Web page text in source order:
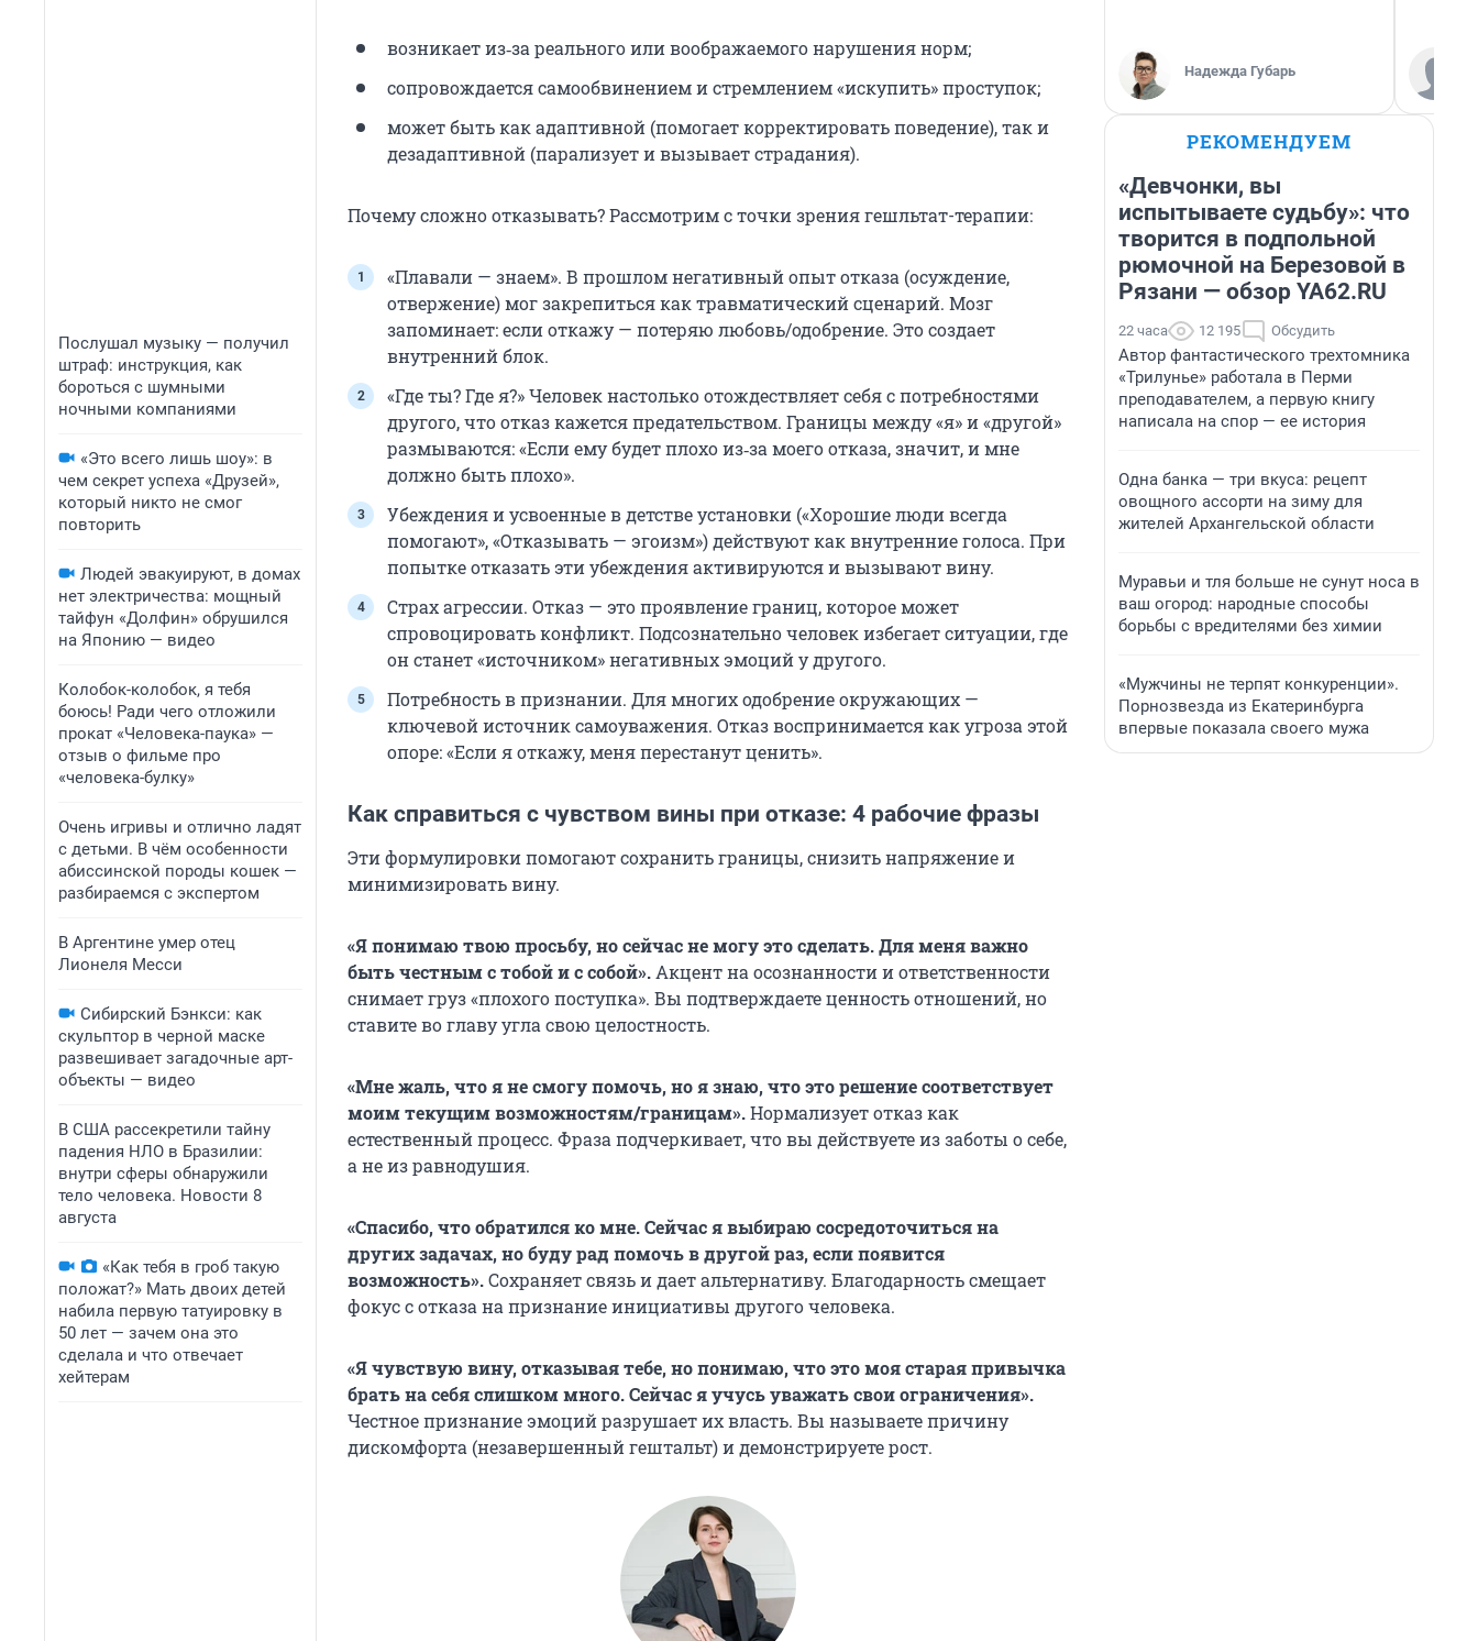
Послушал музыку — получил
штраф: инструкция, как
бороться с шумными
ночными компаниями
«Это всего лишь шоу»: в
чем секрет успеха «Друзей»,
который никто не смог
повторить
Людей эвакуируют, в домах
нет электричества: мощный
тайфун «Долфин» обрушился
на Японию — видео
Колобок-колобок, я тебя
боюсь! Ради чего отложили
прокат «Человека-паука» —
отзыв о фильме про
«человека-булку»
Очень игривы и отлично ладят
с детьми. В чём особенности
абиссинской породы кошек —
разбираемся с экспертом
В Аргентине умер отец
Лионеля Месси
Сибирский Бэнкси: как
скульптор в черной маске
развешивает загадочные арт-
объекты — видео
В США рассекретили тайну
падения НЛО в Бразилии:
внутри сферы обнаружили
тело человека. Новости 8
августа
«Как тебя в гроб такую
положат?» Мать двоих детей
набила первую татуировку в
50 лет — зачем она это
сделала и что отвечает
хейтерам
возникает из‑за реального или воображаемого нарушения норм;
сопровождается самообвинением и стремлением «искупить» проступок;
может быть как адаптивной (помогает корректировать поведение), так и
дезадаптивной (парализует и вызывает страдания).
Почему сложно отказывать? Рассмотрим с точки зрения гешльтат-терапии:
«Плавали — знаем». В прошлом негативный опыт отказа (осуждение,
отвержение) мог закрепиться как травматический сценарий. Мозг
запоминает: если откажу — потеряю любовь/одобрение. Это создает
внутренний блок.
«Где ты? Где я?» Человек настолько отождествляет себя с потребностями
другого, что отказ кажется предательством. Границы между «я» и «другой»
размываются: «Если ему будет плохо из‑за моего отказа, значит, и мне
должно быть плохо».
Убеждения и усвоенные в детстве установки («Хорошие люди всегда
помогают», «Отказывать — эгоизм») действуют как внутренние голоса. При
попытке отказать эти убеждения активируются и вызывают вину.
Страх агрессии. Отказ — это проявление границ, которое может
спровоцировать конфликт. Подсознательно человек избегает ситуации, где
он станет «источником» негативных эмоций у другого.
Потребность в признании. Для многих одобрение окружающих —
ключевой источник самоуважения. Отказ воспринимается как угроза этой
опоре: «Если я откажу, меня перестанут ценить».
Как справиться с чувством вины при отказе: 4 рабочие фразы
Эти формулировки помогают сохранить границы, снизить напряжение и
минимизировать вину.
«Я понимаю твою просьбу, но сейчас не могу это сделать. Для меня важно
быть честным с тобой и с собой». Акцент на осознанности и ответственности
снимает груз «плохого поступка». Вы подтверждаете ценность отношений, но
ставите во главу угла свою целостность.
«Мне жаль, что я не смогу помочь, но я знаю, что это решение соответствует
моим текущим возможностям/границам».Нормализует отказ как
естественный процесс. Фраза подчеркивает, что вы действуете из заботы о себе,
а не из равнодушия.
«Спасибо, что обратился ко мне. Сейчас я выбираю сосредоточиться на
других задачах, но буду рад помочь в другой раз, если появится
возможность».Сохраняет связь и дает альтернативу. Благодарность смещает
фокус с отказа на признание инициативы другого человека.
«Я чувствую вину, отказывая тебе, но понимаю, что это моя старая привычка
брать на себя слишком много. Сейчас я учусь уважать свои ограничения».
Честное признание эмоций разрушает их власть. Вы называете причину
дискомфорта (незавершенный гештальт) и демонстрируете рост.
Надежда Губарь
РЕКОМЕНДУЕМ
«Девчонки, вы
испытываете судьбу»: что
творится в подпольной
рюмочной на Березовой в
Рязани — обзор YA62.RU
22 часа 12 195 Обсудить
Автор фантастического трехтомника
«Трилунье» работала в Перми
преподавателем, а первую книгу
написала на спор — ее история
Одна банка — три вкуса: рецепт
овощного ассорти на зиму для
жителей Архангельской области
Муравьи и тля больше не сунут носа в
ваш огород: народные способы
борьбы с вредителями без химии
«Мужчины не терпят конкуренции».
Порнозвезда из Екатеринбурга
впервые показала своего мужа